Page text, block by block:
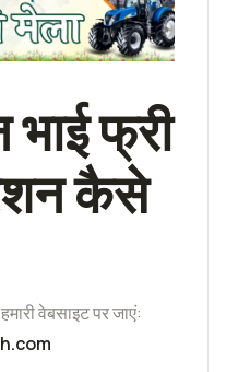
फ्री
कैसे
वेबसाइट पर जाएं: